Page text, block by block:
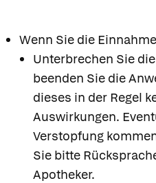
Wenn Sie die
Unterbrechen Sie
beenden Sie die
dieses in der Regel
Auswirkungen.
Verstopfung
Sie bitte
Apotheker.